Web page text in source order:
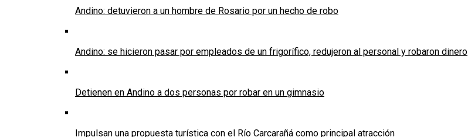
Andino: detuvieron a un hombre de Rosario por un hecho de robo
Andino: se hicieron pasar por empleados de un frigorífico, redujeron al personal y robaron dinero
Detienen en Andino a dos personas por robar en un gimnasio
Impulsan una propuesta turística con el Río Carcarañá como principal atracción